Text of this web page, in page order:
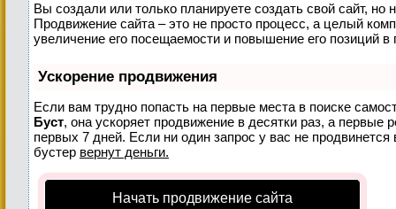
Вы создали или только планируете создать свой сайт, но
Продвижение сайта – это не просто процесс, а целый
увеличение его посещаемости и повышение его позиций в
Ускорение продвижения
Если вам трудно попасть на первые места в поиске
Буст, она ускоряет продвижение в десятки раз, а первые
первых 7 дней. Если ни один запрос у вас не
бустер вернут деньги.
Начать продвижение сайта